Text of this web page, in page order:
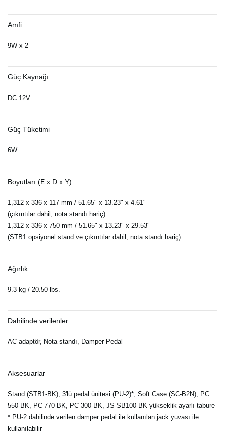
Amfi
9W x 2
Güç Kaynağı
DC 12V
Güç Tüketimi
6W
Boyutları (E x D x Y)
1,312 x 336 x 117 mm / 51.65" x 13.23" x 4.61"
(çıkıntılar dahil, nota standı hariç)
1,312 x 336 x 750 mm / 51.65" x 13.23" x 29.53"
(STB1 opsiyonel stand ve çıkıntılar dahil, nota standı hariç)
Ağırlık
9.3 kg / 20.50 lbs.
Dahilinde verilenler
AC adaptör, Nota standı, Damper Pedal
Aksesuarlar
Stand (STB1-BK), 3'lü pedal ünitesi (PU-2)*, Soft Case (SC-B2N), PC
550-BK, PC 770-BK, PC 300-BK, JS-SB100-BK yükseklik ayarlı tabure
* PU-2 dahilinde verilen damper pedal ile kullanılan jack yuvası ile
kullanılabilir